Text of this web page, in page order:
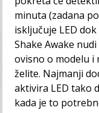
minuta (zadana
isključuje LED
Shake Awake
ovisno o modelu i
želite. Najmanji
aktivira LED tako
kada je to